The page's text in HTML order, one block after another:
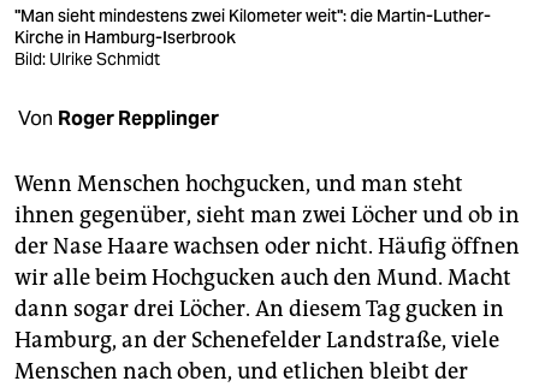
veranstaltungen
shop
fragen & hilfe
abo
genossenschaft
epaper login
"Man sieht mindestens zwei Kilometer weit": die Martin-Luther-
Kirche in Hamburg-Iserbrook
Bild: Ulrike Schmidt
Von Roger Repplinger
Wenn Menschen hochgucken, und man steht
ihnen gegenüber, sieht man zwei Löcher und ob in
der Nase Haare wachsen oder nicht. Häufig öffnen
wir alle beim Hochgucken auch den Mund. Macht
dann sogar drei Löcher. An diesem Tag gucken in
Hamburg, an der Schenefelder Landstraße, viele
Menschen nach oben, und etlichen bleibt der